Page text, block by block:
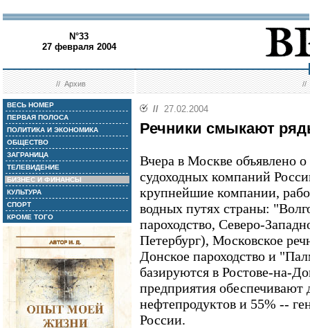
N°33
27 февраля 2004
//Архив //
ВЕСЬ НОМЕР
ПЕРВАЯ ПОЛОСА
ПОЛИТИКА И ЭКОНОМИКА
ОБЩЕСТВО
ЗАГРАНИЦА
ТЕЛЕВИДЕНИЕ
БИЗНЕС И ФИНАНСЫ
КУЛЬТУРА
СПОРТ
КРОМЕ ТОГО
// 27.02.2004
Речники смыкают
Вчера в Москве объявлено
судоходных компаний
крупнейшие компании,
водных путях страны:
пароходство, Северо-
Петербург), Московское
Донское пароходство и
базируются в Ростове-на-
предприятия обеспечивают
нефтепродуктов и 55% --
России.